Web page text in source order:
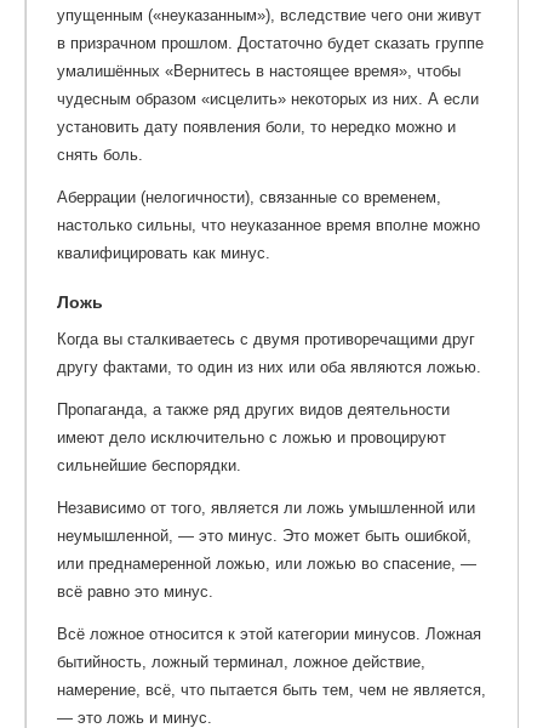
упущенным («неуказанным»), вследствие чего они живут
в призрачном прошлом. Достаточно будет сказать группе
умалишённых «Вернитесь в настоящее время», чтобы
чудесным образом «исцелить» некоторых из них. А если
установить дату появления боли, то нередко можно и
снять боль.
Аберрации (нелогичности), связанные со временем,
настолько сильны, что неуказанное время вполне можно
квалифицировать как минус.
Ложь
Когда вы сталкиваетесь с двумя противоречащими друг
другу фактами, то один из них или оба являются ложью.
Пропаганда, а также ряд других видов деятельности
имеют дело исключительно с ложью и провоцируют
сильнейшие беспорядки.
Независимо от того, является ли ложь умышленной или
неумышленной, — это минус. Это может быть ошибкой,
или преднамеренной ложью, или ложью во спасение, —
всё равно это минус.
Всё ложное относится к этой категории минусов. Ложная
бытийность, ложный терминал, ложное действие,
намерение, всё, что пытается быть тем, чем не является,
— это ложь и минус.